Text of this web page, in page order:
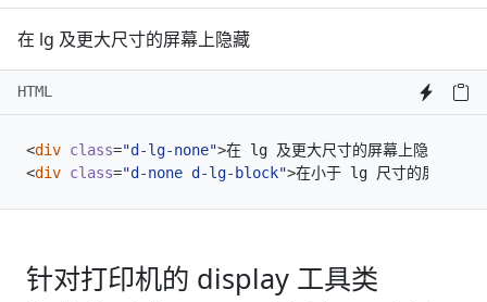
在 lg 及更大尺寸的屏幕上隐藏
HTML
<div class="d-lg-none">在 lg 及更大尺寸的屏幕上隐藏
<div class="d-none d-lg-block">在小于 lg 尺寸的屏幕上隐
针对打印机的 display 工具类